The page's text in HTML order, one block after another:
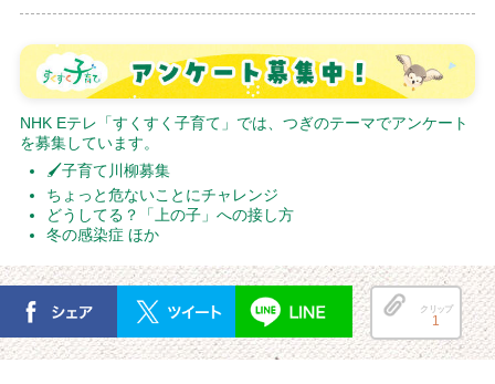
NHK Eテレ「すくすく子育て」では、つぎのテーマでアンケート
を募集しています。
🖌子育て川柳募集
ちょっと危ないことにチャレンジ
どうしてる？「上の子」への接し方
冬の感染症 ほか
クリップ
1